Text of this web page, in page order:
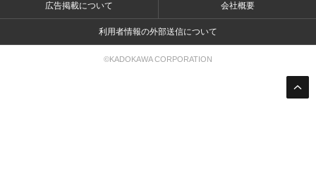
広告掲載について 会社概要
利用者情報の外部送信について
©KADOKAWA CORPORATION